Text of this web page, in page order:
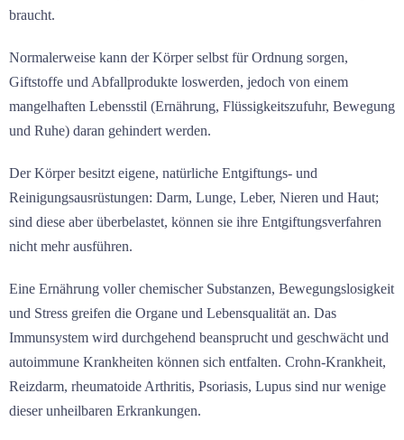
braucht.
Normalerweise kann der Körper selbst für Ordnung sorgen,
Giftstoffe und Abfallprodukte loswerden, jedoch von einem
mangelhaften Lebensstil (Ernährung, Flüssigkeitszufuhr, Bewegung
und Ruhe) daran gehindert werden.
Der Körper besitzt eigene, natürliche Entgiftungs- und
Reinigungsausrüstungen: Darm, Lunge, Leber, Nieren und Haut;
sind diese aber überbelastet, können sie ihre Entgiftungsverfahren
nicht mehr ausführen.
Eine Ernährung voller chemischer Substanzen, Bewegungslosigkeit
und Stress greifen die Organe und Lebensqualität an. Das
Immunsystem wird durchgehend beansprucht und geschwächt und
autoimmune Krankheiten können sich entfalten. Crohn-Krankheit,
Reizdarm, rheumatoide Arthritis, Psoriasis, Lupus sind nur wenige
dieser unheilbaren Erkrankungen.